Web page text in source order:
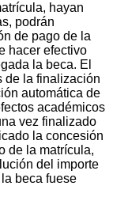
hayan
podrán
de pago de la
hacer efectivo
la beca. El
de la finalización
automática de
académicos
vez finalizado
la concesión
de la matrícula,
del importe
beca fuese